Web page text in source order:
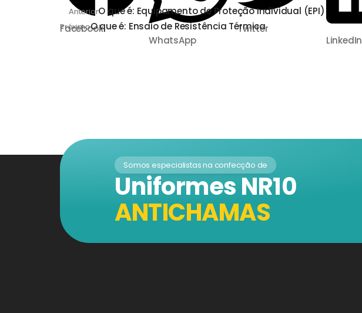
Facebook
WhatsApp
Twitter
LinkedIn
AnteriorO que é: Equipamento de Proteção Individual (EPI)
PróximoO que é: Ensaio de Resistência Térmica
Somos especialistas na confecção de
Uniformes NR10
ANTICHAMAS